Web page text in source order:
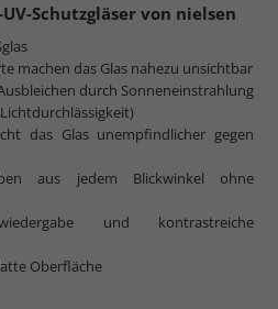
Schutzgläser von nielsen
machen das Glas nahezu unsichtbar
durch Sonneneinstrahlung
das Glas unempfindlicher gegen
aus jedem Blickwinkel ohne
und kontrastreiche
Oberfläche